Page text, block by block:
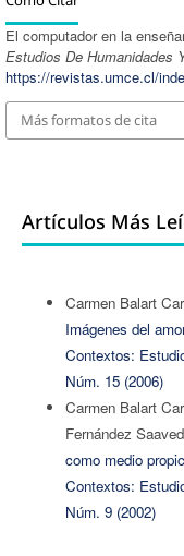
El computador en la
Estudios De Humanidades
https://revistas.umce.cl/
Más formatos de cita
Artículos Más
Carmen Balart
Imágenes del
Contextos:
Núm. 15 (2006)
Carmen Balart
Fernández
como medio
Contextos:
Núm. 9 (2002)